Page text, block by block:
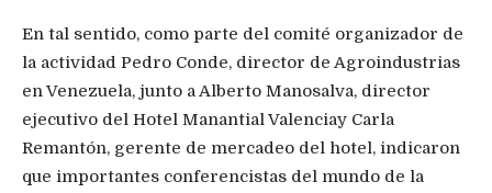
En tal sentido, como parte del comité organizador de
la actividad Pedro Conde, director de Agroindustrias
en Venezuela, junto a Alberto Manosalva, director
ejecutivo del Hotel Manantial Valenciay Carla
Remantón, gerente de mercadeo del hotel, indicaron
que importantes conferencistas del mundo de la